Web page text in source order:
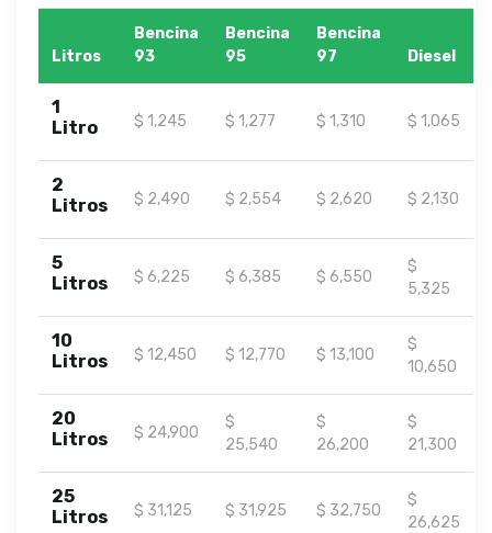
Litros
Bencina
93
Bencina
95
Bencina
97
Diesel
1
Litro
$ 1,245 $ 1,277 $ 1,310 $ 1,065
2
Litros
$ 2,490 $ 2,554 $ 2,620 $ 2,130
5
Litros
$ 6,225 $ 6,385 $ 6,550
$
5,325
10
Litros
$ 12,450 $ 12,770 $ 13,100
$
10,650
20
Litros
$ 24,900
$
25,540
$
26,200
$
21,300
25
Litros
$ 31,125 $ 31,925 $ 32,750
$
26,625